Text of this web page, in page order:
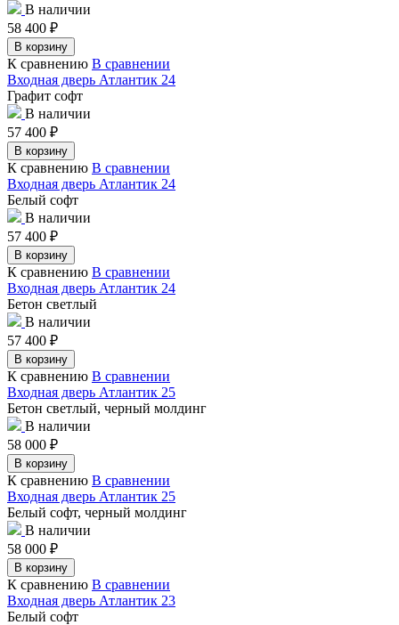
В наличии
58 400 ₽
В корзину
К сравнению В сравнении
Входная дверь Атлантик 24
Графит софт
В наличии
57 400 ₽
В корзину
К сравнению В сравнении
Входная дверь Атлантик 24
Белый софт
В наличии
57 400 ₽
В корзину
К сравнению В сравнении
Входная дверь Атлантик 24
Бетон светлый
В наличии
57 400 ₽
В корзину
К сравнению В сравнении
Входная дверь Атлантик 25
Бетон светлый, черный молдинг
В наличии
58 000 ₽
В корзину
К сравнению В сравнении
Входная дверь Атлантик 25
Белый софт, черный молдинг
В наличии
58 000 ₽
В корзину
К сравнению В сравнении
Входная дверь Атлантик 23
Белый софт